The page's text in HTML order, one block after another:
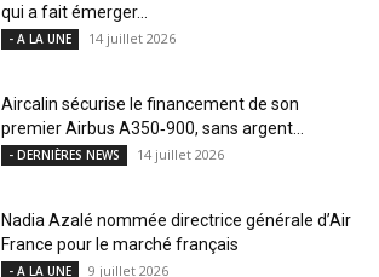
qui a fait émerger...
- A LA UNE 14 juillet 2026
Aircalin sécurise le financement de son
premier Airbus A350‑900, sans argent...
- DERNIÈRES NEWS 14 juillet 2026
Nadia Azalé nommée directrice générale d’Air
France pour le marché français
- A LA UNE 9 juillet 2026